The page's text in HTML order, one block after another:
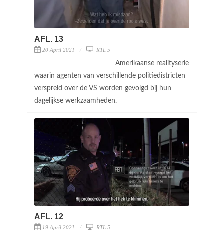
AFL. 13
20 April 2021 RTL 5
Amerikaanse realityserie
waarin agenten van verschillende politiedistricten
verspreid over de VS worden gevolgd bij hun
dagelijkse werkzaamheden.
AFL. 12
19 April 2021 RTL 5